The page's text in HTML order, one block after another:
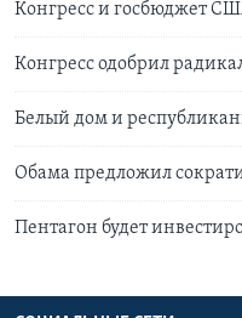
Конгресс и госбюджет
Конгресс одобрил
Белый дом и
Обама предложил
Пентагон будет